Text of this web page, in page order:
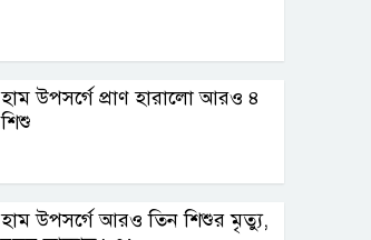
হাম উপসর্গে প্রাণ হারালো আরও ৪
শিশু
হাম উপসর্গে আরও তিন শিশুর মৃত্যু,